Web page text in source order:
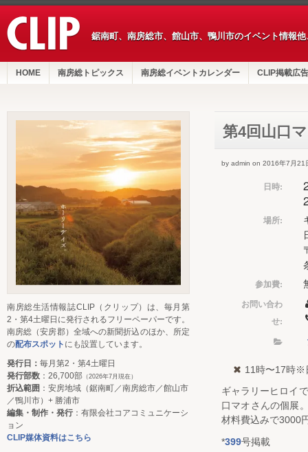
鋸南町、南房総市、館山市、鴨川市のイベント情報
HOME 南房総トピックス 南房総イベントカレンダー CLIP掲載広告
第4回山口
by admin on 2016年7月21
日時:
場所:
参加費:
お問い合わ
せ:
11時〜17時※
ギャラリーヒロイ
口マオさんの個展
材料費込みで3000
*399号掲載
南房総生活情報誌CLIP（クリップ）は、毎月第
2・第4土曜日に発行されるフリーペーパーです。
南房総（安房郡）全域への新聞折込のほか、所定
の配布スポット にも設置しています。
発行日： 毎月第2・第4土曜日
発行部数 ：26,700部 （2026年7月現在）
折込範囲 ：安房地域（鋸南町／南房総市／館山市
／鴨川市）+ 勝浦市
編集・制作・発行：有限会社コアコミュニケーシ
ョン
CLIP媒体資料はこちら